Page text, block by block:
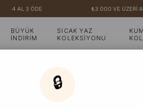
4 AL 3 ÖDE ₺3.000 VE ÜZERİ
BÜYÜK
İNDİRİM
SICAK YAZ
KOLEKSİYONU
🔒